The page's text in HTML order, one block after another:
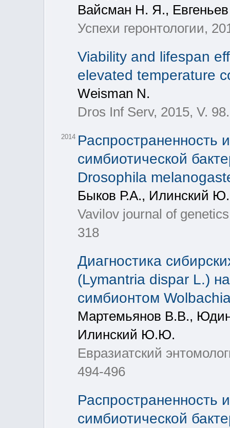
Вайсман Н. Я.,
Успехи геронтологии,
Viability and lifespan
elevated temperature
Weisman N.
Dros Inf Serv, 2015, V.
2014 Распространенность
симбиотической
Drosophila
Быков Р.А., Илинский
Vavilov journal of
318
Диагностика
(Lymantria dispar L.)
симбионтом
Мартемьянов В.В.,
Илинский Ю.Ю.
Евразиатский
494-496
Распространенность
симбиотической